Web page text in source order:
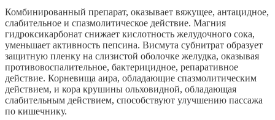
Комбинированный препарат, оказывает вяжущее, антацидное,
слабительное и спазмолитическое действие. Магния
гидроксикарбонат снижает кислотность желудочного сока,
уменьшает активность пепсина. Висмута субнитрат образует
защитную пленку на слизистой оболочке желудка, оказывая
противовоспалительное, бактерицидное, репаративное
действие. Корневища аира, обладающие спазмолитическим
действием, и кора крушины ольховидной, обладающая
слабительным действием, способствуют улучшению пассажа
по кишечнику.